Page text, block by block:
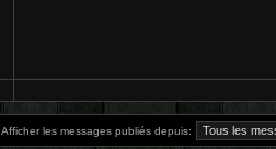
Afficher les messages publiés depuis: